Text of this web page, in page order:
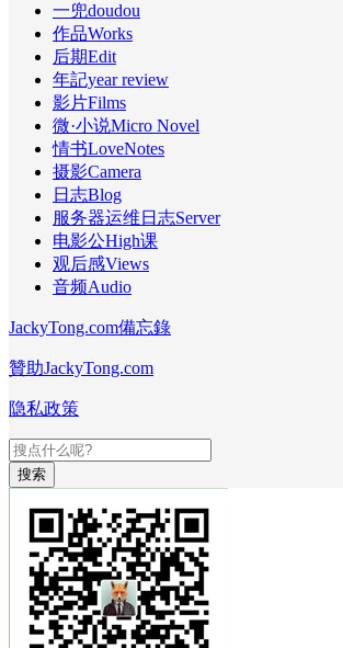
一兜doudou
作品Works
后期Edit
年記year review
影片Films
微·小说Micro Novel
情书LoveNotes
摄影Camera
日志Blog
服务器运维日志Server
电影公High课
观后感Views
音频Audio
JackyTong.com備忘錄
贊助JackyTong.com
隐私政策
搜索